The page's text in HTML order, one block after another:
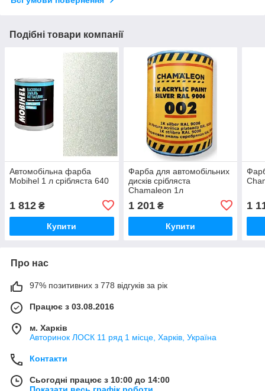
Подібні товари компанії
Автомобільна фарба
Mobihel 1 л срібляста 640
1 812 ₴
Купити
Фарба для автомобільних
дисків срібляста
Chamaleon 1л
1 201₴
Купити
1
Про нас
97% позитивних з 778 відгуків за рік
Працює з 03.08.2016
м. Харків
Авторинок ЛОСК 11 ряд 1 місце, Харків, Україна
Контакти
Сьогодні працює з 10:00 до 14:00